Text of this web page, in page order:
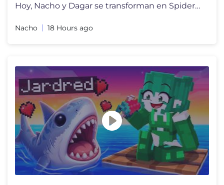
Hoy, Nacho y Dagar se transforman en Spiderman pero son de Fuego, Hiel
Nacho 18 Hours ago